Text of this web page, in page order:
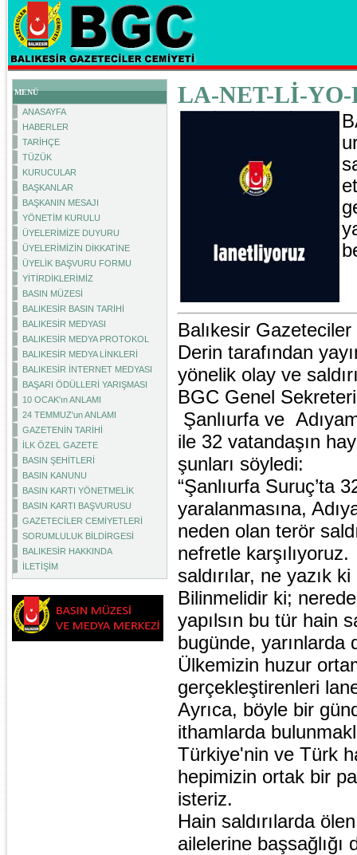
MENÜ
ANASAYFA
HABERLER
TARİHÇE
TÜZÜK
KURUCULAR
BAŞKANLAR
BAŞKANIN MESAJI
YÖNETİM KURULU
ÜYELERİMİZE DUYURU
ÜYELERİMİZİN DİKKATİNE
ÜYELİK BAŞVURU FORMU
YİTİRDİKLERİMİZ
BASIN MÜZESİ
BALIKESİR BASIN TARİHİ
BALIKESİR MEDYASI
BALIKESİR MEDYA PROTOKOL
BALIKESİR MEDYA LİNKLERİ
BALIKESİR İNTERNET MEDYASI
BAŞARI ÖDÜLLERİ YARIŞMASI
10 OCAK'ın ANLAMI
24 TEMMUZ'un ANLAMI
GAZETENİN TARİHİ
İLK ÖZEL GAZETE
BASIN ŞEHİTLERİ
BASIN KANUNU
BASIN KARTI YÖNETMELİK
BASIN KARTI BAŞVURUSU
GAZETECİLER CEMİYETLERİ
SORUMLULUK BİLDİRGESİ
BALIKESİR HAKKINDA
İLETİŞİM
LA-NET-Lİ-
Balıkesir
Derin tarafından
yönelik olay ve
BGC Genel
Şanlıurfa ve
ile 32 vatandaşın
şunları söyledi:
“Şanlıurfa Suruç’ta
yaralanmasına,
neden olan terör
nefretle
saldırılar, ne yazık
Bilinmelidir ki;
yapılsın bu tür hain
bugünde, yarınlarda
Ülkemizin huzur
gerçekleştirenleri
Ayrıca, böyle bir
ithamlarda
Türkiye'nin ve Türk
hepimizin ortak bir
isteriz.
Hain saldırılarda
ailelerine başsağlığı